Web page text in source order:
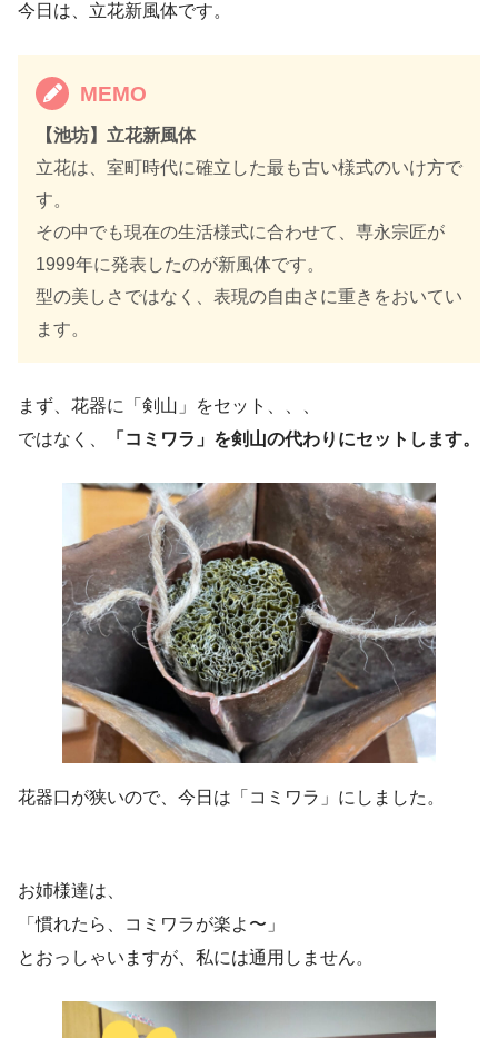
今日は、立花新風体です。
MEMO
【池坊】立花新風体
立花は、室町時代に確立した最も古い様式のいけ方で
す。
その中でも現在の生活様式に合わせて、専永宗匠が
1999年に発表したのが新風体です。
型の美しさではなく、表現の自由さに重きをおいてい
ます。
まず、花器に「剣山」をセット、、、
ではなく、
「コミワラ」を剣山の代わりにセットします。
花器口が狭いので、今日は「コミワラ」にしました。
お姉様達は、
「慣れたら、コミワラが楽よ〜」
とおっしゃいますが、私には通用しません。